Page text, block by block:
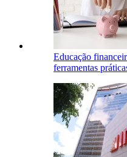
Educação
ferramentas